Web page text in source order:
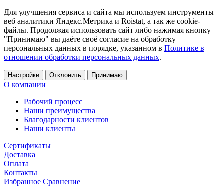
Для улучшения сервиса и сайта мы используем инструменты
веб аналитики Яндекс.Метрика и Roistat, а так же cookie-
файлы. Продолжая использовать сайт либо нажимая кнопку
"Принимаю" вы даёте своё согласие на обработку
персональных данных в порядке, указанном в Политике в
отношении обработки персональных данных.
Настройки Отклонить Принимаю
О компании
Рабочий процесс
Наши преимущества
Благодарности клиентов
Наши клиенты
Сертификаты
Доставка
Оплата
Контакты
Избранное Сравнение